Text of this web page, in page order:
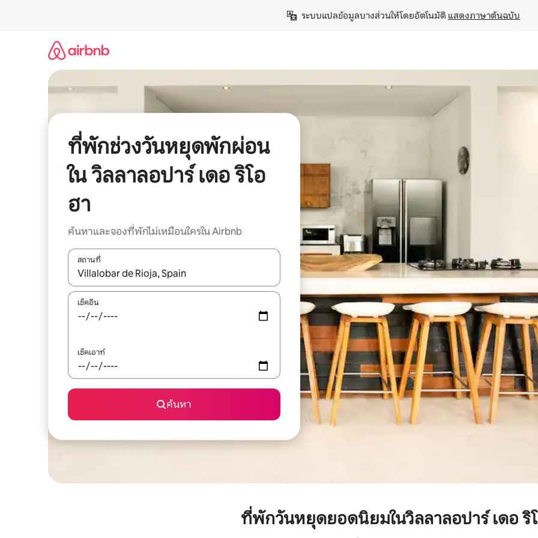
ระบบแปลข้อมูลบางส่วนให้โดยอัตโนมัติ แสดงภาษาต้นฉบับ
ที่พักช่วงวันหยุดพักผ่อน
ใน วิลลาลอปาร์ เดอ ริโอ
ฮา
ค้นหาและจองที่พักไม่เหมือนใครใน Airbnb
สถานที่
ใช้ลูกศรขึ้นลง หรือใช้การสัมผัสหรือปัด เพื่อสำรวจผลการค้นหา
เช็คอิน
เช็คเอาท์
ค้นหา
ที่พักวันหยุดยอดนิยมในวิลลาลอปาร์ เดอ ริ